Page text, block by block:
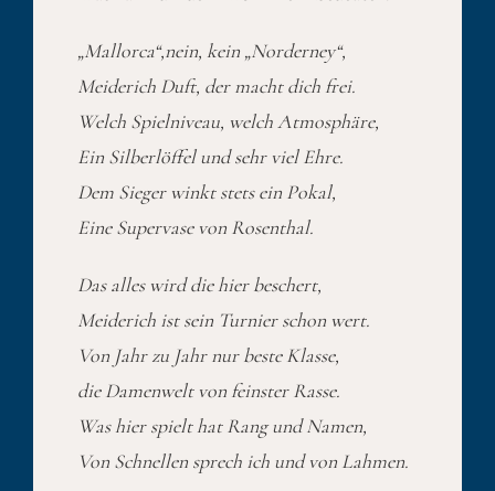
„Mallorca“,nein, kein „Norderney“,
Meiderich Duft, der macht dich frei.
Welch Spielniveau, welch Atmosphäre,
Ein Silberlöffel und sehr viel Ehre.
Dem Sieger winkt stets ein Pokal,
Eine Supervase von Rosenthal.
Das alles wird die hier beschert,
Meiderich ist sein Turnier schon wert.
Von Jahr zu Jahr nur beste Klasse,
die Damenwelt von feinster Rasse.
Was hier spielt hat Rang und Namen,
Von Schnellen sprech ich und von Lahmen.